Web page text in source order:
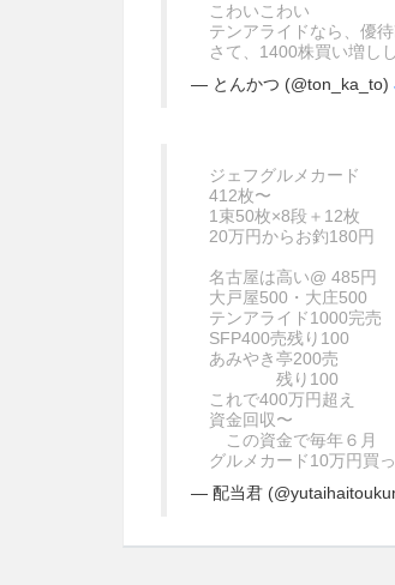
こわいこわい
テンアライドなら、優
さて、1400株買い増し
— とんかつ (@ton_ka_to)
ジェフグルメカード
412枚〜
1束50枚×8段＋12枚
20万円からお釣180円
名古屋は高い@ 485円
大戸屋500・大庄500
テンアライド1000完売
SFP400売残り100
あみやき亭200売
残り100
これで400万円超え
資金回収〜
この資金で毎年６月
グルメカード10万円買
— 配当君